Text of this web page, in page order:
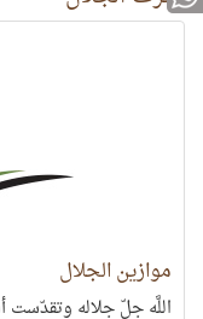
موازين الجلال
اللَّه جلّ جلاله وتقدّست